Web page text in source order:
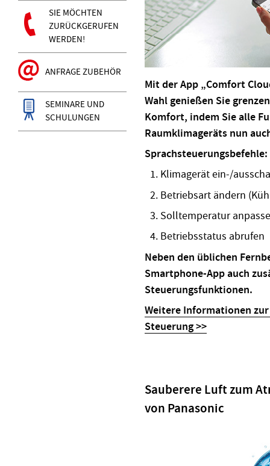
SIE MÖCHTEN
ZURÜCKGERUFEN
WERDEN!
ANFRAGE ZUBEHÖR
SEMINARE UND
SCHULUNGEN
Mit der App „Comfort
Wahl genießen Sie
Komfort, indem Sie alle
Raumklimageräts nun
Sprachsteuerungsbefehle:
Klimagerät ein-/
Betriebsart ändern
Solltemperatur
Betriebsstatus abrufen
Neben den üblichen
Smartphone-App auch
Steuerungsfunktionen.
Weitere Informationen
Steuerung >>
Sauberere Luft zum
von Panasonic